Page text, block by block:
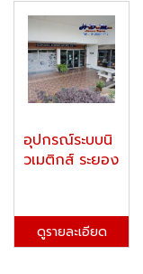
อุปกรณ์ระบบนิ
วเมติกส์ ระยอง
ดูรายละเอียด